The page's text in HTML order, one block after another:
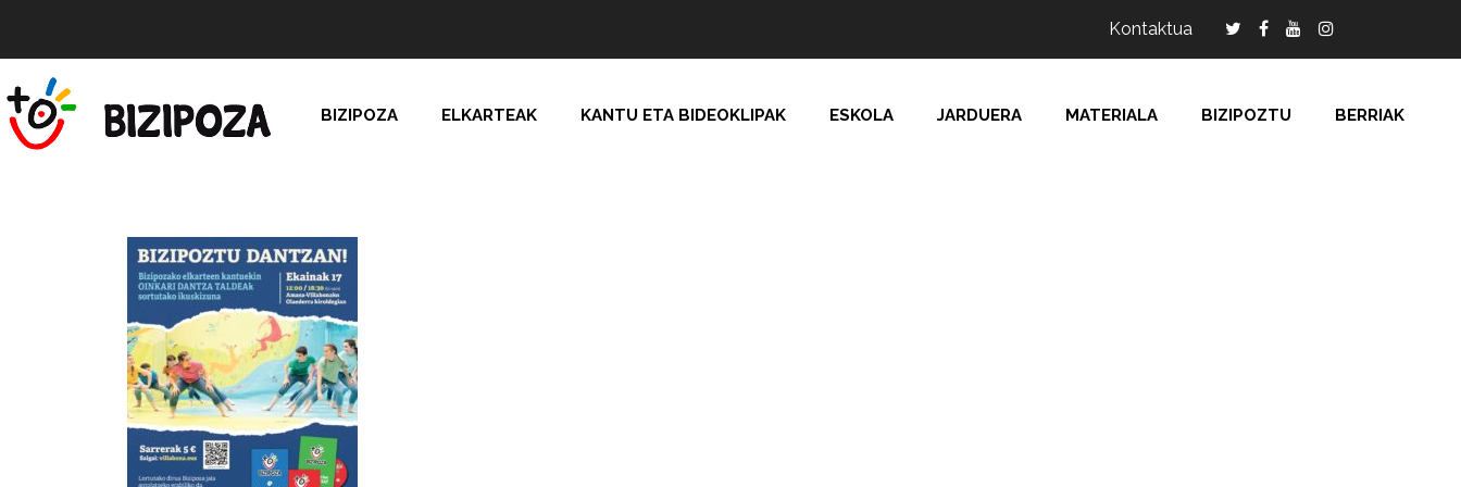
Kontaktua
BIZIPOZA ELKARTEAK KANTU ETA BIDEOKLIPAK ESKOLA JARDUERA MATERIALA BIZIPOZTU BERRIAK